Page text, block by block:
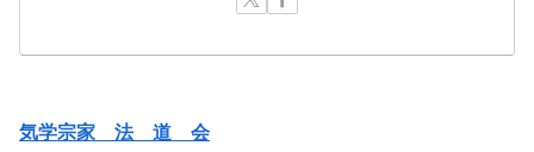
気学宗家 法 道 会